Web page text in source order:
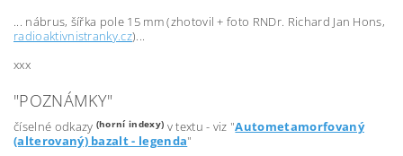
... nábrus, šířka pole 15 mm (zhotovil + foto RNDr. Richard Jan Hons,
radioaktivnistranky.cz)...
xxx
"POZNÁMKY"
číselné odkazy (horní indexy) v textu - viz "Autometamorfovaný
(alterovaný) bazalt - legenda"